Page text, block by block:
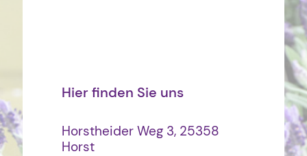
Hier finden Sie uns
Horstheider Weg 3, 25358
Horst